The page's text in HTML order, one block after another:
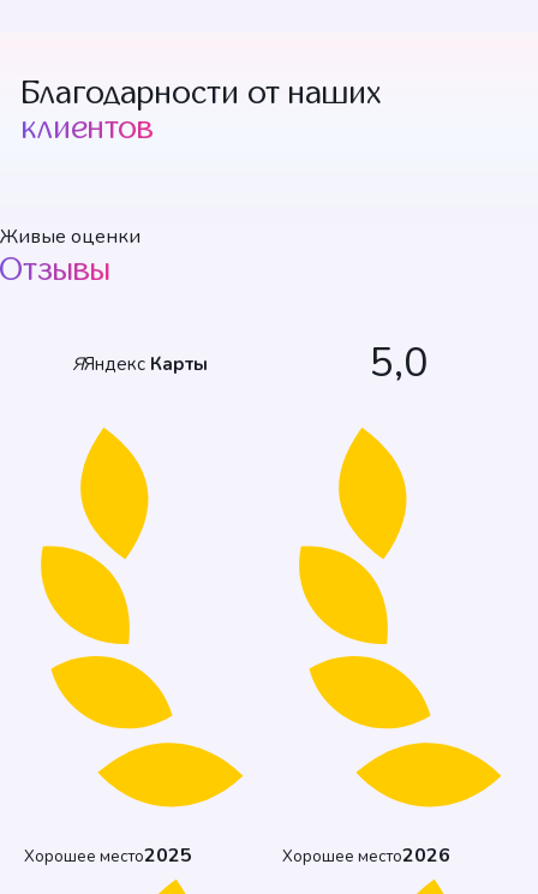
Благодарности от наших
клиентов
Живые оценки
Отзывы
ЯЯндекс Карты 5,0
Хорошее место2025 Хорошее место2026